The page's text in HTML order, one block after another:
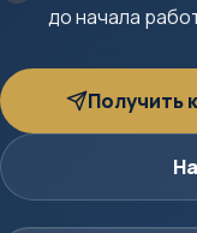
до начала
Получить